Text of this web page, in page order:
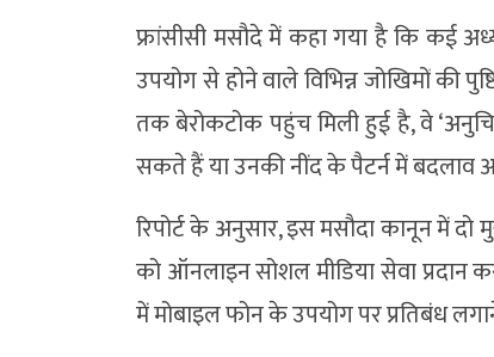
फ्रांसीसी मसौदे में कहा गया है कि कई
उपयोग से होने वाले विभिन्न जोखिमों की
तक बेरोकटोक पहुंच मिली हुई है, वे
सकते हैं या उनकी नींद के पैटर्न में बदलाव
रिपोर्ट के अनुसार, इस मसौदा कानून में
को ऑनलाइन सोशल मीडिया सेवा प्रदान
में मोबाइल फोन के उपयोग पर प्रतिबंध